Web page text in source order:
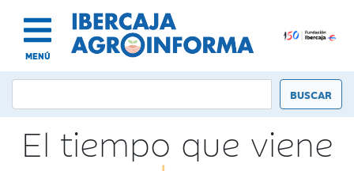
MENÚ
El tiempo que viene